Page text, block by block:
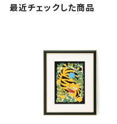
最近チェックした商品